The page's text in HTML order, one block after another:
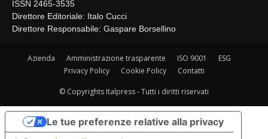
ISSN 2465-3535
Direttore Editoriale: Italo Cucci
Direttore Responsabile: Gaspare Borsellino
Azienda Amministrazione trasparente ISO 9001
ESG
Privacy Policy
Cookie Policy Contatti
© Copyrights Italpress - Tutti i diritti riservati
Le tue preferenze relative alla privacy